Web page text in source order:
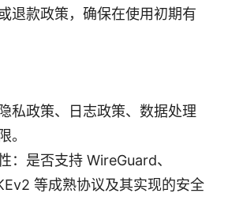
退款政策，确保在使用初期有
私政策、日志政策、数据处理
。
：是否支持 WireGuard、
等成熟协议及其实现的安全